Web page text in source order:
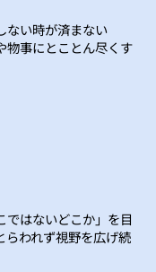
ない時が済まない
物事にとことん尽くす
ではないどこか」を目
らわれず視野を広げ続